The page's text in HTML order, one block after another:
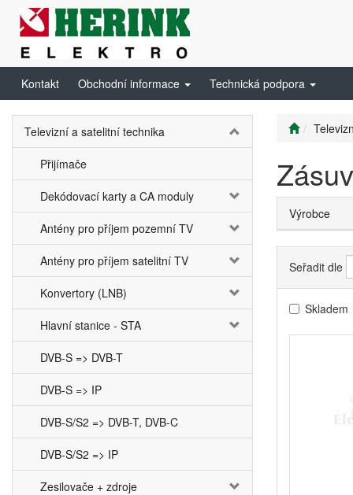
Kontakt Obchodní informace Technická podpora
Televizní a satelitní technika
Přijímače
Dekódovací karty a CA moduly
Antény pro příjem pozemní TV
Antény pro příjem satelitní TV
Konvertory (LNB)
Hlavní stanice - STA
DVB-S => DVB-T
DVB-S => IP
DVB-S/S2 => DVB-T, DVB-C
DVB-S/S2 => IP
Zesilovače + zdroje
Výrobce
Seřadit dle
Skladem